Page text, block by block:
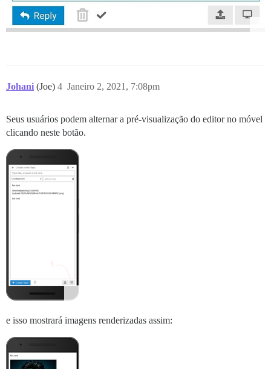
Johani (Joe) Janeiro 2, 2021, 7:08pm
4
Seus usuários podem alternar a pré-visualização do editor no móvel
clicando neste botão.
e isso mostrará imagens renderizadas assim: